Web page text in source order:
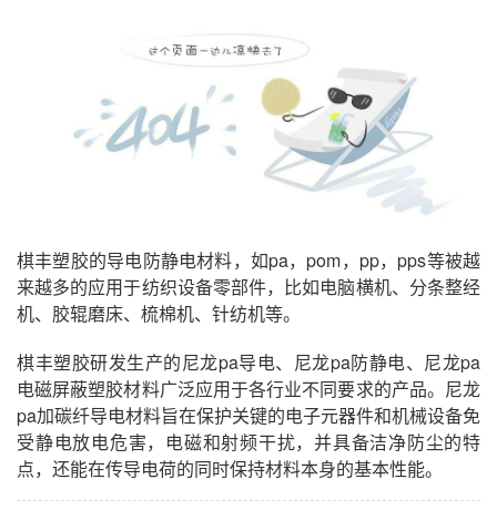
棋丰塑胶的导电防静电材料，如pa，pom，pp，pps等被越
来越多的应用于纺织设备零部件，比如电脑横机、分条整经
机、胶辊磨床、梳棉机、针纺机等。
棋丰塑胶研发生产的尼龙pa导电、尼龙pa防静电、尼龙pa
电磁屏蔽塑胶材料广泛应用于各行业不同要求的产品。尼龙
pa加碳纤导电材料旨在保护关键的电子元器件和机械设备免
受静电放电危害，电磁和射频干扰，并具备洁净防尘的特
点，还能在传导电荷的同时保持材料本身的基本性能。